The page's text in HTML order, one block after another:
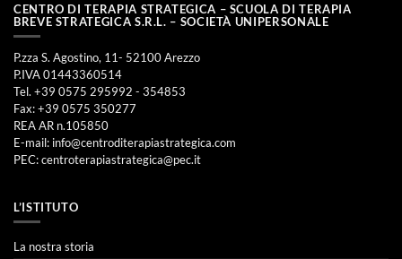
CENTRO DI TERAPIA STRATEGICA – SCUOLA DI TERAPIA
BREVE STRATEGICA S.R.L. – SOCIETÀ UNIPERSONALE
P.zza S. Agostino, 11- 52100 Arezzo
P.IVA 01443360514
Tel. +39 0575 295992 - 354853
Fax: +39 0575 350277
REA AR n.105850
E-mail: info@centroditerapiastrategica.com
PEC:centroterapiastrategica@pec.it
L’ISTITUTO
La nostra storia